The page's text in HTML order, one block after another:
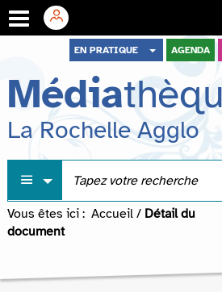
menu
contenu
recherche
EN PRATIQUE AGENDA
Média
La Rochelle Agglo
Vous êtes ici : Accueil / Détail du
document